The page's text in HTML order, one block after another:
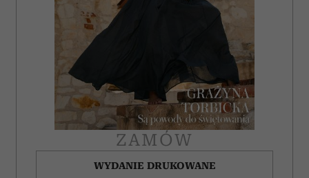
ZAMÓW
WYDANIE DRUKOWANE